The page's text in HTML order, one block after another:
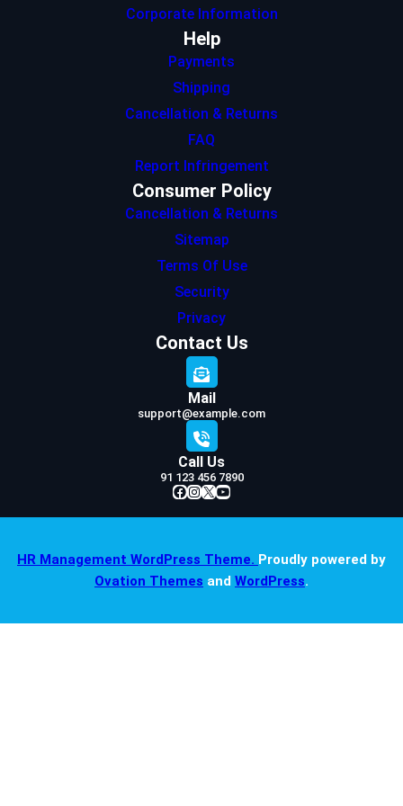
Corporate Information
Help
Payments
Shipping
Cancellation & Returns
FAQ
Report Infringement
Consumer Policy
Cancellation & Returns
Sitemap
Terms Of Use
Security
Privacy
Contact Us
Mail
support@example.com
Call Us
91 123 456 7890
Facebook InstagramX YouTube
HR Management WordPress Theme. Proudly powered by
Ovation Themes and WordPress.